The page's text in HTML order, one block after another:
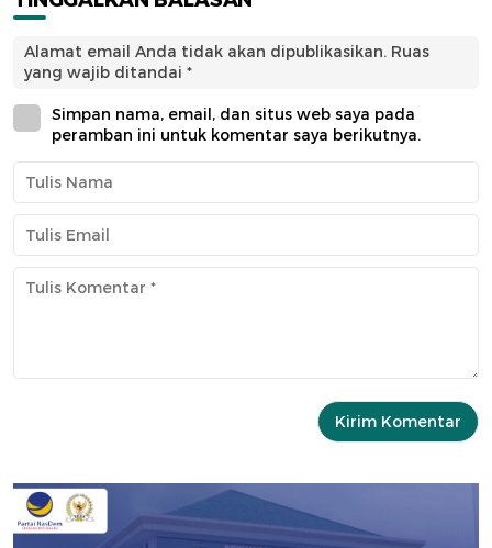
Alamat email Anda tidak akan dipublikasikan. Ruas
yang wajib ditandai *
Simpan nama, email, dan situs web saya pada
peramban ini untuk komentar saya berikutnya.